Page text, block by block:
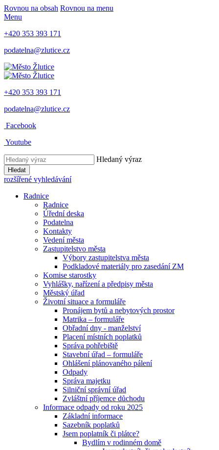
Rovnou na obsah Rovnou na menu
Menu
+420 353 393 171
podatelna@zlutice.cz
+420 353 393 171
podatelna@zlutice.cz
Facebook
Youtube
Hledaný výraz
Hledat
rozšířené vyhledávání
Radnice
Radnice
Úřední deska
Podatelna
Kontakty
Vedení města
Zastupitelstvo města
Výbory zastupitelstva města
Podkladové materiály pro zasedání ZM
Komise starostky
Vyhlášky, nařízení a předpisy města
Městský úřad
Životní situace a formuláře
Pronájem bytů a nebytových prostor
Matrika – formuláře
Obřadní dny - manželství
Placení místních poplatků
Správa pohřebiště
Stavební úřad – formuláře
Ohlášení plánovaného pálení
Odpady
Správa majetku
Silniční správní úřad
Zvláštní příjemce důchodu
Informace odpady od roku 2025
Základní informace
Sazebník poplatků
Jsem poplatník či plátce?
Bydlím v rodinném domě